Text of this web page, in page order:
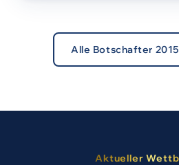
Alle Botschafter
Aktueller